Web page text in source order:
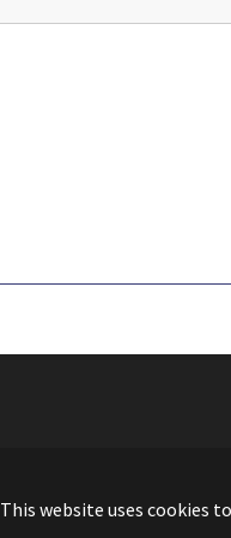
This website uses cookies